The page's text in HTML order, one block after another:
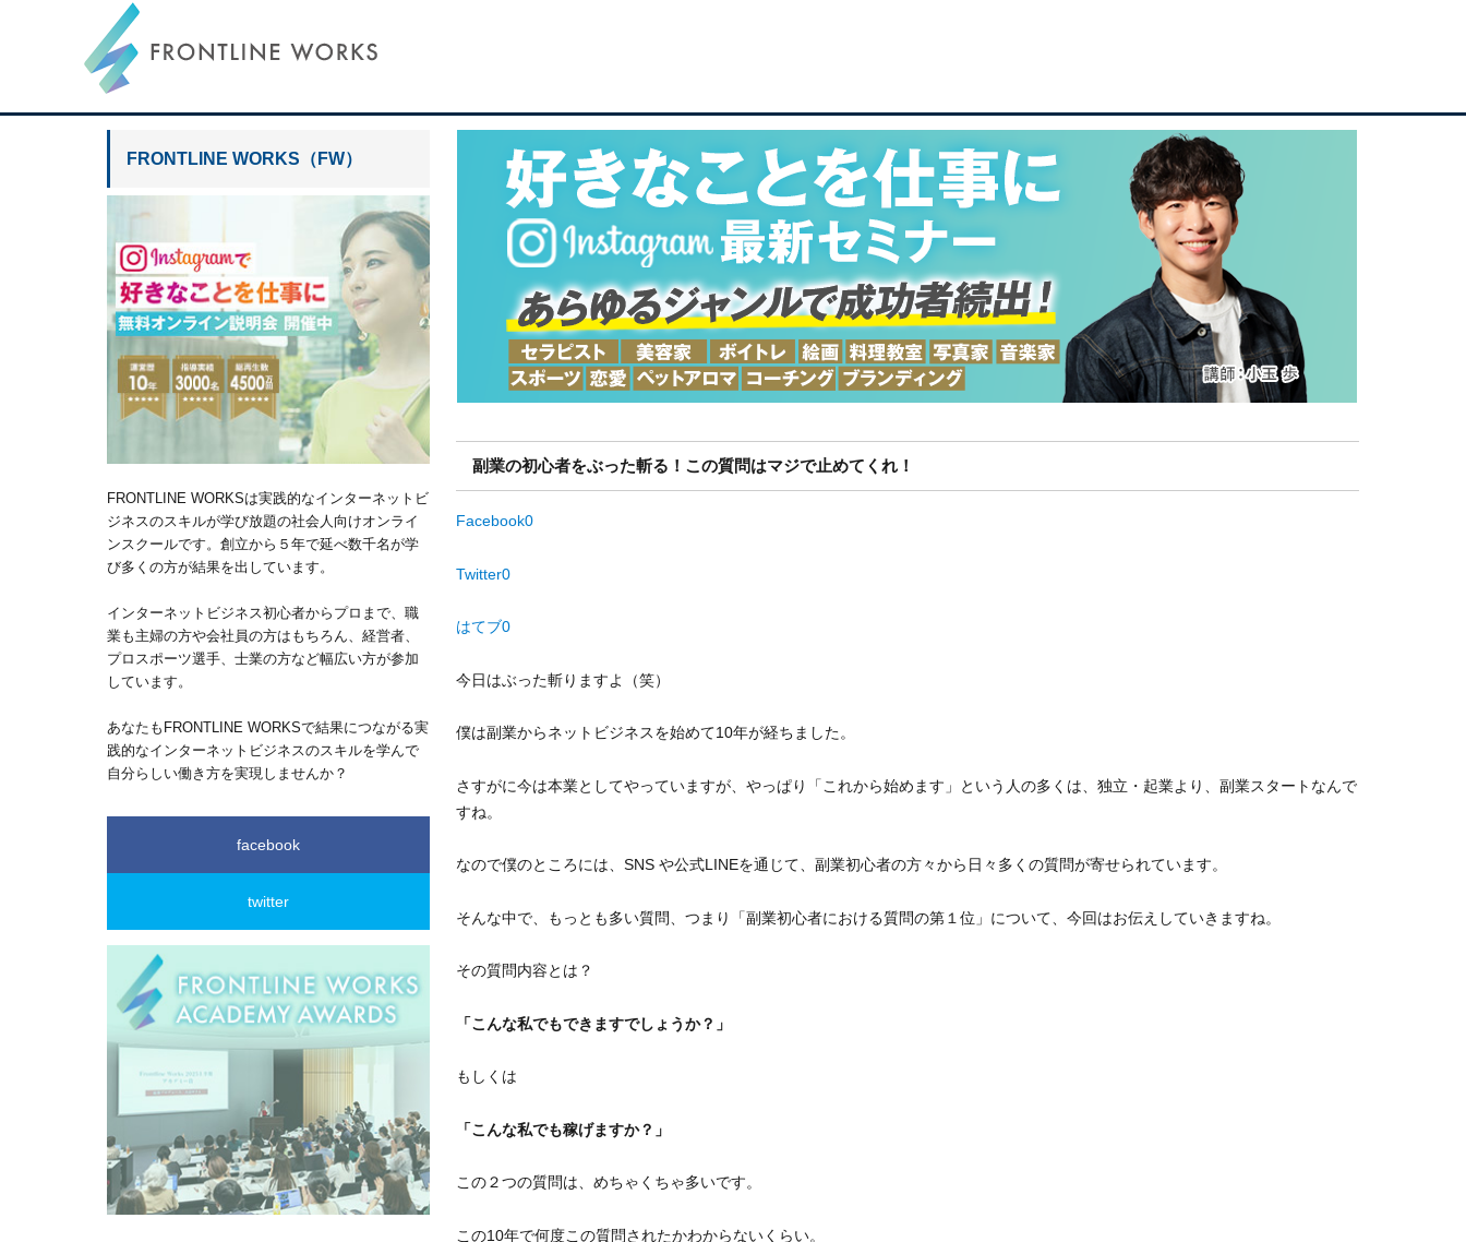
FRONTLINE
WORKS
FRONTLINE WORKS（FW）
FRONTLINE WORKSは実践的なインターネットビ
ジネスのスキルが学び放題の社会人向けオンライ
ンスクールです。創立から５年で延べ数千名が学
び多くの方が結果を出しています。
インターネットビジネス初心者からプロまで、職
業も主婦の方や会社員の方はもちろん、経営者、
プロスポーツ選手、士業の方など幅広い方が参加
しています。
あなたもFRONTLINE WORKSで結果につながる実
践的なインターネットビジネスのスキルを学んで
自分らしい働き方を実現しませんか？
facebook
twitter
副業の初心者をぶった斬る！この質問はマジで止めてくれ！
Facebook0
Twitter0
はてブ0
今日はぶった斬りますよ（笑）
僕は副業からネットビジネスを始めて10年が経ちました。
さすがに今は本業としてやっていますが、やっぱり「これから始めます」という人の多くは、独立・起業より、副業スタートなんで
すね。
なので僕のところには、SNS や公式LINEを通じて、副業初心者の方々から日々多くの質問が寄せられています。
そんな中で、もっとも多い質問、つまり「副業初心者における質問の第１位」について、今回はお伝えしていきますね。
その質問内容とは？
「こんな私でもできますでしょうか？」
もしくは
「こんな私でも稼げますか？」
この２つの質問は、めちゃくちゃ多いです。
この10年で何度この質問されたかわからないくらい。